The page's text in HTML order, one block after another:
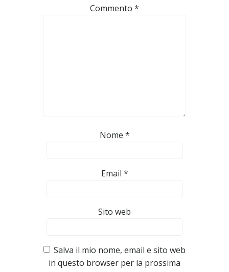
Commento *
Nome *
Email *
Sito web
Salva il mio nome, email e sito web
in questo browser per la prossima